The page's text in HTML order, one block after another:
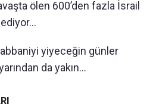
ölen 600’den fazla İsrail
yiyeceğin günler
da yakın...